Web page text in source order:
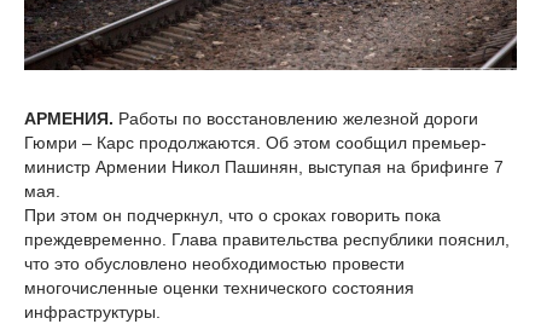
АРМЕНИЯ. Работы по восстановлению железной дороги
Гюмри – Карс продолжаются. Об этом сообщил премьер-
министр Армении Никол Пашинян, выступая на брифинге 7
мая.
При этом он подчеркнул, что о сроках говорить пока
преждевременно. Глава правительства республики пояснил,
что это обусловлено необходимостью провести
многочисленные оценки технического состояния
инфраструктуры.